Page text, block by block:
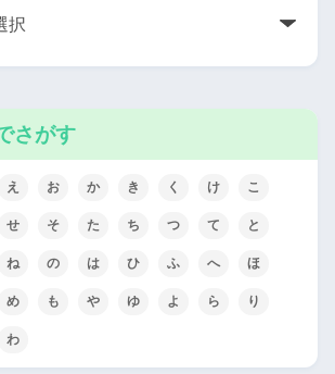
さがす
え お か き く け こ
せ そ た ち つ て と
ね の は ひ ふ へ ほ
め も や ゆ よ ら り
わ